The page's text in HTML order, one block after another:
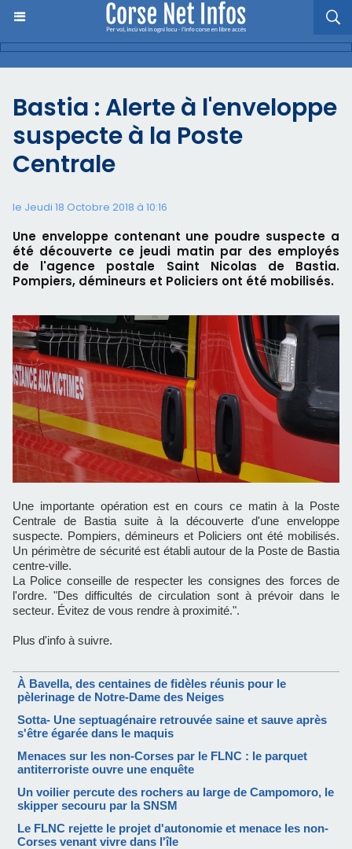
Bastia : Alerte à l'enveloppe
suspecte à la Poste
Centrale
le Jeudi 18 Octobre 2018 à 10:16
Une enveloppe contenant une poudre suspecte a
été découverte ce jeudi matin par des employés
de l'agence postale Saint Nicolas de Bastia.
Pompiers, démineurs et Policiers ont été mobilisés.
Une importante opération est en cours ce matin à la Poste
Centrale de Bastia suite à la découverte d'une enveloppe
suspecte. Pompiers, démineurs et Policiers ont été mobilisés.
Un périmètre de sécurité est établi autour de la Poste de Bastia
centre-ville.
La Police conseille de respecter les consignes des forces de
l'ordre. "Des difficultés de circulation sont à prévoir dans le
secteur. Évitez de vous rendre à proximité.".
Plus d'info à suivre.
À Bavella, des centaines de fidèles réunis pour le
pèlerinage de Notre-Dame des Neiges
Sotta- Une septuagénaire retrouvée saine et sauve après
s'être égarée dans le maquis
Menaces sur les non-Corses par le FLNC : le parquet
antiterroriste ouvre une enquête
Un voilier percute des rochers au large de Campomoro, le
skipper secouru par la SNSM
Le FLNC rejette le projet d'autonomie et menace les non-
Corses venant vivre dans l'île